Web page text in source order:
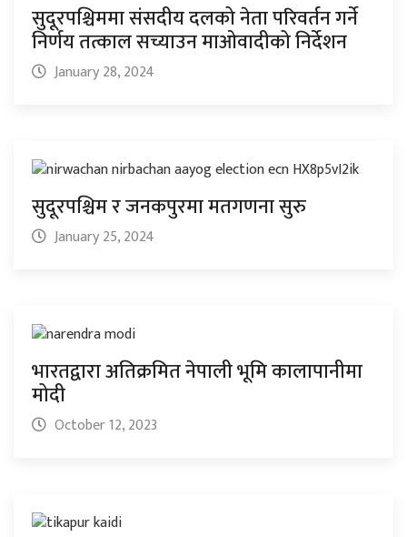
सुदूरपश्चिममा संसदीय दलको नेता परिवर्तन गर्ने
निर्णय तत्काल सच्याउन माओवादीको निर्देशन
January 28, 2024
सुदूरपश्चिम र जनकपुरमा मतगणना सुरु
January 25, 2024
भारतद्वारा अतिक्रमित नेपाली भूमि कालापानीमा
मोदी
October 12, 2023